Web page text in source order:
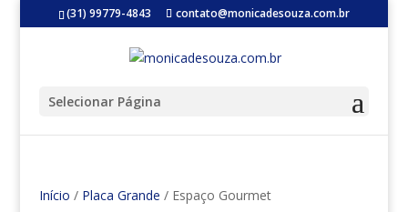
(31) 99779-4843 contato@monicadesouza.com.br
Selecionar Página
Início / Placa Grande / Espaço Gourmet